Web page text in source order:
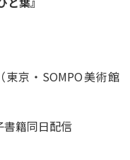
京・SOMPO美術館
籍同日配信